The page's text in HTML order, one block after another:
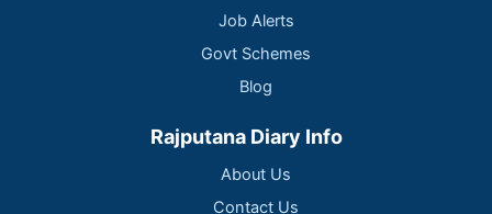
Job Alerts
Govt Schemes
Blog
Rajputana Diary Info
About Us
Contact Us